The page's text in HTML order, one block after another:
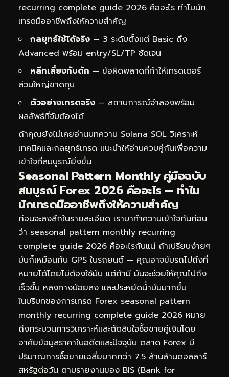
recurring complete guide 2026 คืออะไร ทำไมนัก
เทรดมืออาชีพถึงให้ความสำคัญ
กลยุทธ์ใช้ได้จริง — 3 ระดับตั้งแต่ Basic ถึง
Advanced พร้อม entry/SL/TP ชัดเจน
หลีกเลี่ยงกับดัก — ข้อผิดพลาดที่ทำให้เทรดเดอร์
ส่วนใหญ่ขาดทุน
ตัวอย่างเทรดจริง — สถานการณ์จำลองพร้อม
ผลลัพธ์ที่จับต้องได้
ถ้าคุณยังไม่เคยอ่านบทความ Solana SOL วิเคราะห์
เทคนิคและกลยุทธ์เทรด แนะนำให้อ่านควบคู่กันเพื่อความ
เข้าใจที่สมบูรณ์ยิ่งขึ้น
Seasonal Pattern Monthly คู่มือฉบับ
สมบูรณ์ Forex 2026 คืออะไร — ทำไม
นักเทรดมืออาชีพถึงให้ความสำคัญ
ก่อนจะลงลึกในรายละเอียด เรามาทำความเข้าใจกันก่อน
ว่า seasonal pattern monthly recurring
complete guide 2026 คืออะไรกันแน่ ถ้าเปรียบง่ายๆ
มันก็เหมือนกับ GPS ในรถยนต์ — คุณอาจขับรถไปถึงที่
หมายได้โดยไม่ต้องใช้มัน แต่ถ้ามี มันจะช่วยให้คุณไปถึง
เร็วขึ้น หลงทางน้อยลง และประหยัดน้ำมันมากขึ้น
ในบริบทของการเทรด Forex seasonal pattern
monthly recurring complete guide 2026 หมาย
ถึงกระบวนการวิเคราะห์และตัดสินใจซื้อขายคู่เงินโดย
อาศัยข้อมูลราคาในอดีตและปัจจุบัน ตลาด Forex มี
ปริมาณการซื้อขายเฉลี่ยมากกว่า 7.5 ล้านล้านดอลลาร์
สหรัฐต่อวัน ตามรายงานของ BIS (Bank for